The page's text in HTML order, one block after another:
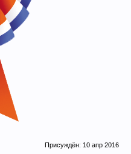
Присуждён: 10 апр 2016